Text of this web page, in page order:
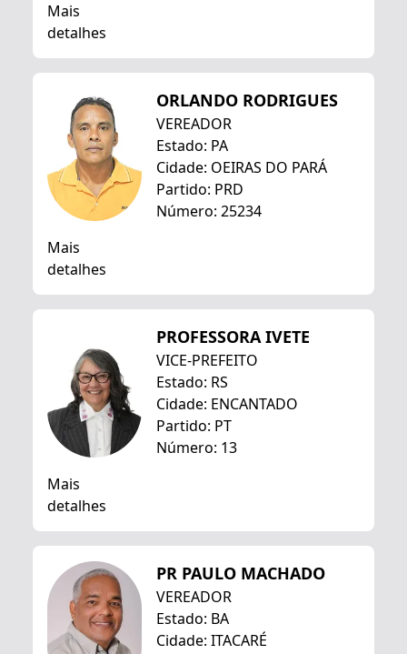
Mais
detalhes
ORLANDO RODRIGUES
VEREADOR
Estado: PA
Cidade: OEIRAS DO PARÁ
Partido: PRD
Número: 25234
Mais
detalhes
PROFESSORA IVETE
VICE-PREFEITO
Estado: RS
Cidade: ENCANTADO
Partido: PT
Número: 13
Mais
detalhes
PR PAULO MACHADO
VEREADOR
Estado: BA
Cidade: ITACARÉ